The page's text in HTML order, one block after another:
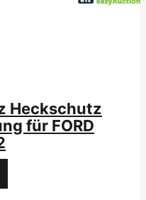
Heckschutz
für FORD